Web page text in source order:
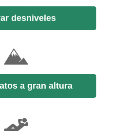
desniveles
a gran altura